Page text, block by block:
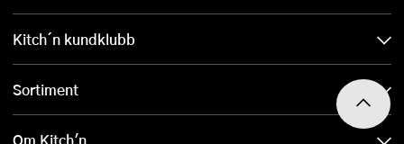
Kitch´n kundklubb
Sortiment
Om Kitch'n